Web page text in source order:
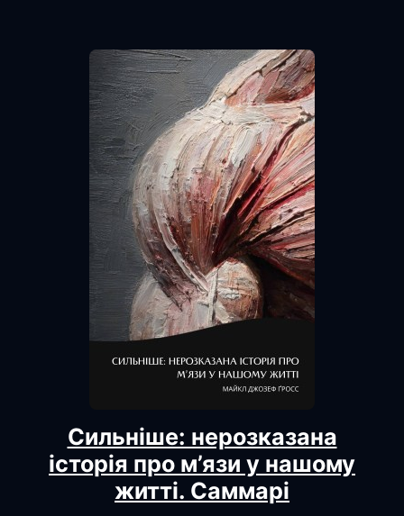
Сильніше: нерозказана
історія про м’язи у нашому
житті. Саммарі